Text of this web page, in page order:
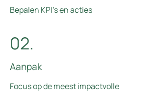
Bepalen KPI's en acties
02.
Aanpak
Focus op de meest impactvolle